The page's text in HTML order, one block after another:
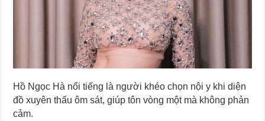
Hồ Ngọc Hà nổi tiếng là người khéo chọn nội y khi diện
đồ xuyên thấu ôm sát, giúp tôn vòng một mà không phản
cảm.